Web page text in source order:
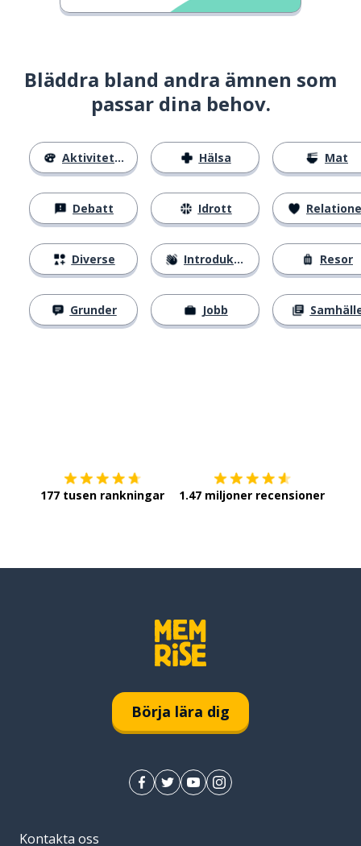
Bläddra bland andra ämnen som
passar dina behov.
Aktiviteter
Debatt
Diverse
Grunder
Hälsa
Idrott
Introduktion
Jobb
Mat
Resor
177 tusen rankningar 1.47 miljoner recensioner
Börja lära dig
Kontakta oss